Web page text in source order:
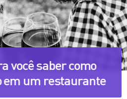
você saber como
em um restaurante